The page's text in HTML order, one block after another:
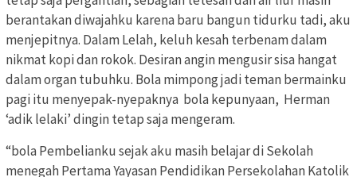
berantakan diwajahku karena baru bangun tidurku tadi, aku
menjepitnya. Dalam Lelah, keluh kesah terbenam dalam
nikmat kopi dan rokok. Desiran angin mengusir sisa hangat
dalam organ tubuhku. Bola mimpong jadi teman bermainku
pagi itu menyepak-nyepaknya bola kepunyaan, Herman
‘adik lelaki’ dingin tetap saja mengeram.
“bola Pembelianku sejak aku masih belajar di Sekolah
menegah Pertama Yayasan Pendidikan Persekolahan Katolik